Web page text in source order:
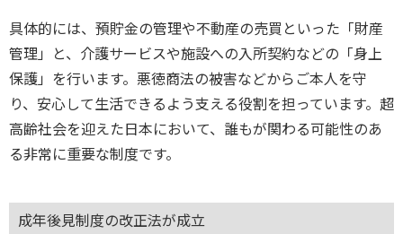
具体的には、預貯金の管理や不動産の売買といった「財産
管理」と、介護サービスや施設への入所契約などの「身上
保護」を行います。悪徳商法の被害などからご本人を守
り、安心して生活できるよう支える役割を担っています。超
高齢社会を迎えた日本において、誰もが関わる可能性のあ
る非常に重要な制度です。
成年後見制度の改正法が成立